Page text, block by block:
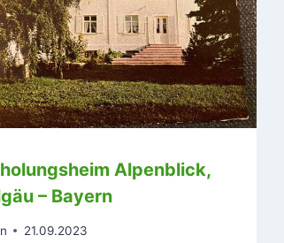
Alpenblick,
– Bayern
21.09.2023